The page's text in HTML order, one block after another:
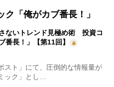
「俺がカブ番長！」
さないトレンド見極め術 投資コ
番長！」【第11回】
ト」にて、圧倒的な情報量が
ック」とし…